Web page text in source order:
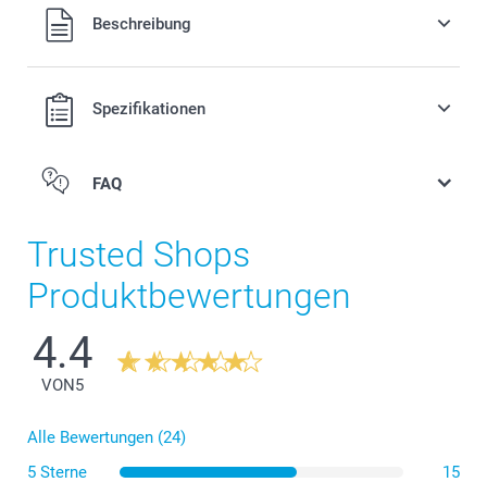
Alle Preise verstehen sich in Schweizer Franken (CHF) inkl.
MwSt. und zzgl. Versandkosten.
Beschreibung
Spezifikationen
FAQ
Die Schüssel im Frühstücksformat ist ideal, um
morgens sein Müsli zu geniessen.
Trusted Shops
Produktbewertungen
4.4
VON 5
Alle Bewertungen (24)
5 Sterne
15